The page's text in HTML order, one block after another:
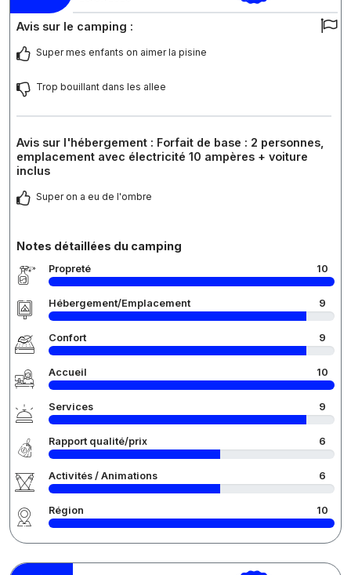
Avis sur le camping :
Super mes enfants on aimer la pisine
Trop bouillant dans les allee
Avis sur l'hébergement : Forfait de base : 2 personnes,
emplacement avec électricité 10 ampères + voiture
inclus
Super on a eu de l'ombre
Notes détaillées du camping
Propreté 10
Hébergement/Emplacement 9
Confort 9
Accueil 10
Services 9
Rapport qualité/prix 6
Activités / Animations 6
Région 10